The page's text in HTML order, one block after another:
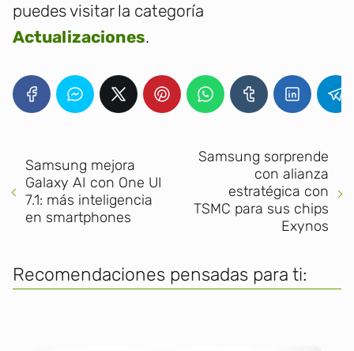
puedes visitar la categoría
Actualizaciones.
Samsung mejora
Galaxy AI con One UI
7.1: más inteligencia
en smartphones
Samsung sorprende
con alianza
estratégica con
TSMC para sus chips
Exynos
Recomendaciones pensadas para ti: